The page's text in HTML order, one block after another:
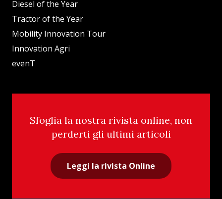
Diesel of the Year
Tractor of the Year
Mobility Innovation Tour
Innovation Agri
evenT
Sfoglia la nostra rivista online, non
perderti gli ultimi articoli
Leggi la rivista Online